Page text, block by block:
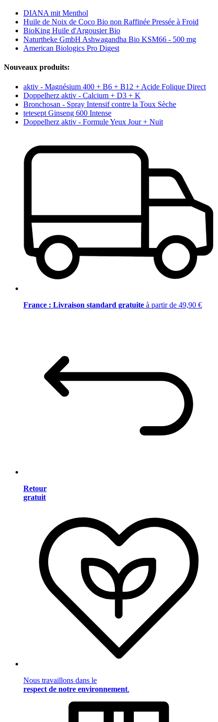
DIANA mit Menthol
Huile de Noix de Coco Bio non Raffinée Pressée à Froid
BioKing Huile d'Argousier Bio
Naturtheke GmbH Ashwagandha Bio KSM66 - 500 mg
American Biologics Pro Digest
Nouveaux produits:
aktiv - Magnésium 400 + B6 + B12 + Acide Folique Direct
Doppelherz aktiv - Calcium + D3 + K
Bronchosan - Spray Intensif contre la Toux Sèche
tetesept Ginseng 600 Intense
Doppelherz aktiv - Formule Yeux Jour + Nuit
France : Livraison standard gratuite à partir de 49,90 €
Retour
gratuit
Nous travaillons dans le
respect de notre environnement.